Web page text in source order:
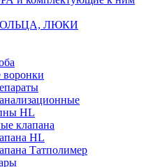
ЛЮКИ
воронки
HL
клапана
HL
Татполимер